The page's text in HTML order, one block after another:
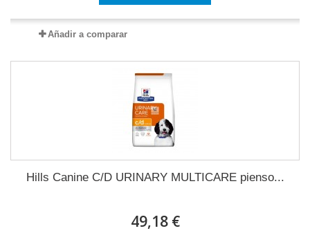
Añadir a comparar
Hills Canine C/D URINARY MULTICARE pienso...
49,18 €